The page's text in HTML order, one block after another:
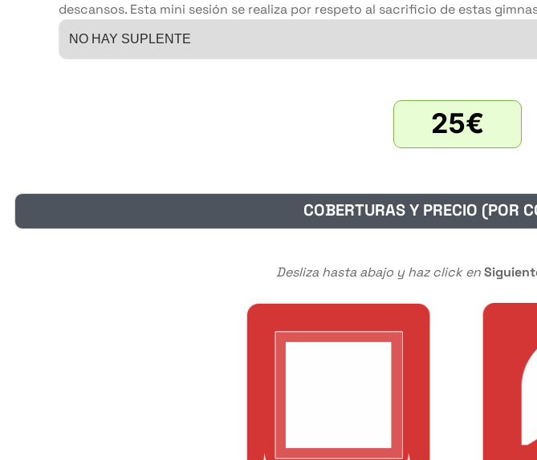
descansos. Esta mini sesión se realiza por respeto al sacrificio de estas
25€
COBERTURAS Y PRECIO (POR
Desliza hasta abajo y haz click en